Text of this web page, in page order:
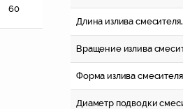
60
Длина излива
Вращение излива
Форма излива смесителя
Диаметр подводки